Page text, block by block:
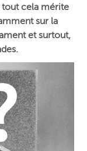
tout cela mérite
sur la
et surtout,